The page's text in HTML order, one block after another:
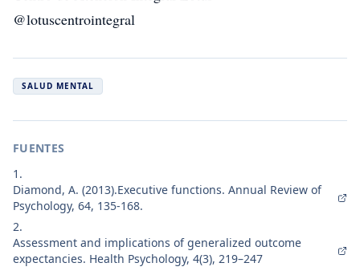
@lotuscentrointegral
SALUD MENTAL
FUENTES
Diamond, A. (2013).Executive functions. Annual Review of
Psychology, 64, 135-168.
Assessment and implications of generalized outcome
expectancies. Health Psychology, 4(3), 219–247